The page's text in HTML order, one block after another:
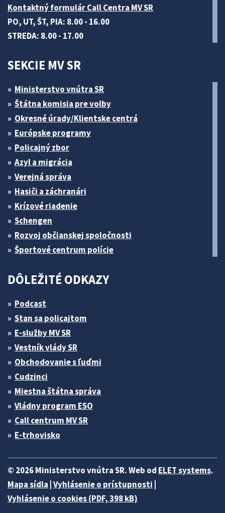
Kontaktný formulár Call Centra MV SR
PO, UT, ŠT, PIA: 8.00 - 16.00
STREDA: 8.00 - 17.00
SEKCIE MV SR
Ministerstvo vnútra SR
Štátna komisia pre volby
Okresné úrady/Klientske centrá
Európske programy
Policajný zbor
Azyl a migrácia
Verejná správa
Hasiči a záchranári
Krízové riadenie
Schengen
Rozvoj občianskej spoločnosti
Športové centrum polície
DÔLEŽITÉ ODKAZY
Podcast
Stan sa policajtom
E-služby MV SR
Vestník vlády SR
Obchodovanie s ľuďmi
Cudzinci
Miestna štátna správa
Vládny program ESO
Call centrum MV SR
E-trhovisko
© 2026 Ministerstvo vnútra SR. Web od ELET systems.
Mapa sídla Vyhlásenie o prístupnosti
Vyhlásenie o cookies (PDF, 398 kB)